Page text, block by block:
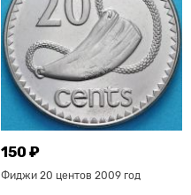
150 ₽
Фиджи 20 центов 2009 год